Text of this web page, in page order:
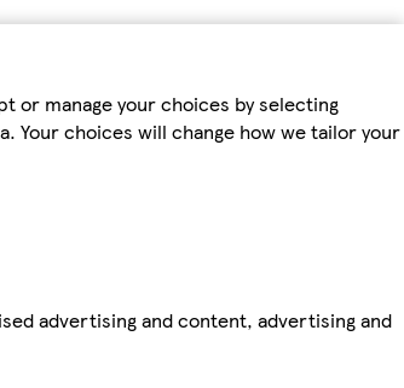
or manage your choices by selecting
Your choices will change how we tailor your
advertising and content, advertising and